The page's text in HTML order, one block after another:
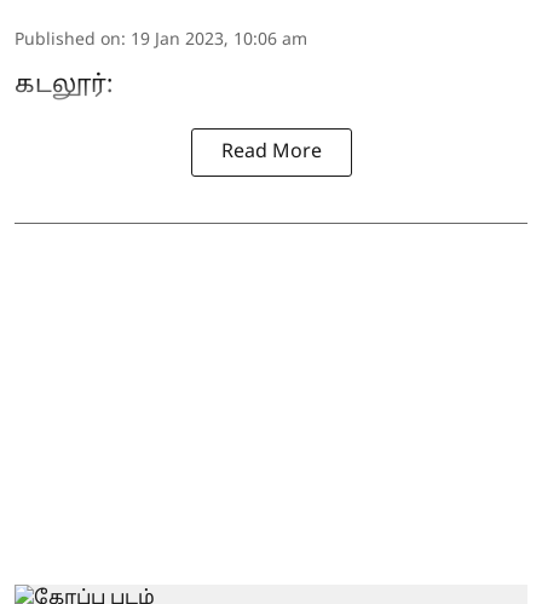
Published on: 19 Jan 2023, 10:06 am
கடலூர்:
Read More